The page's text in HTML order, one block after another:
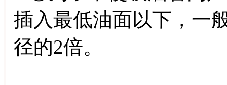
插入最低油面以下，一
径的2倍。